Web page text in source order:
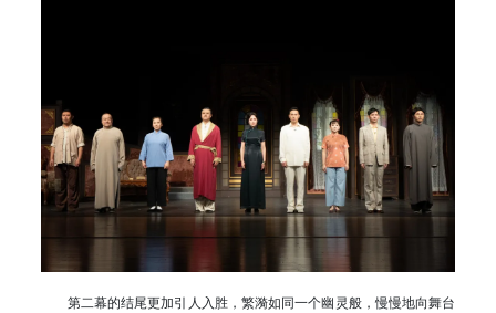
第二幕的结尾更加引人入胜，繁漪如同一个幽灵般，慢慢地向舞台